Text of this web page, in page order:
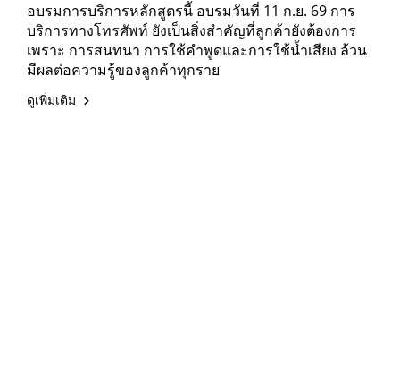
อบรมการบริการหลักสูตรนี้ อบรมวันที่ 11 ก.ย. 69 การ
บริการทางโทรศัพท์ ยังเป็นสิ่งสำคัญที่ลูกค้ายังต้องการ
เพราะ การสนทนา การใช้คำพูดและการใช้น้ำเสียง ล้วน
มีผลต่อความรู้ของลูกค้าทุกราย
ดูเพิ่มเติม